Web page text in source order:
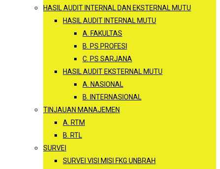
HASIL AUDIT INTERNAL DAN EKSTERNAL MUTU
HASIL AUDIT INTERNAL MUTU
A. FAKULTAS
B. PS PROFESI
C. PS SARJANA
HASIL AUDIT EKSTERNAL MUTU
A. NASIONAL
B. INTERNASIONAL
TINJAUAN MANAJEMEN
A. RTM
B. RTL
SURVEI
SURVEI VISI MISI FKG UNBRAH